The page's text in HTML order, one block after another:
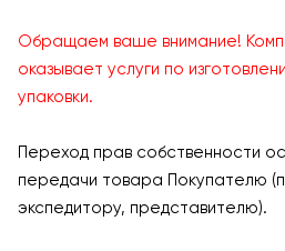
Обращаем ваше внимание!
оказывает услуги по
упаковки.
Переход прав собственности
передачи товара Покупателю
экспедитору, представителю).